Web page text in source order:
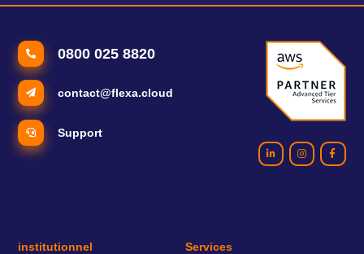
0800 025 8820
contact@flexa.cloud
Support
institutionnel Services